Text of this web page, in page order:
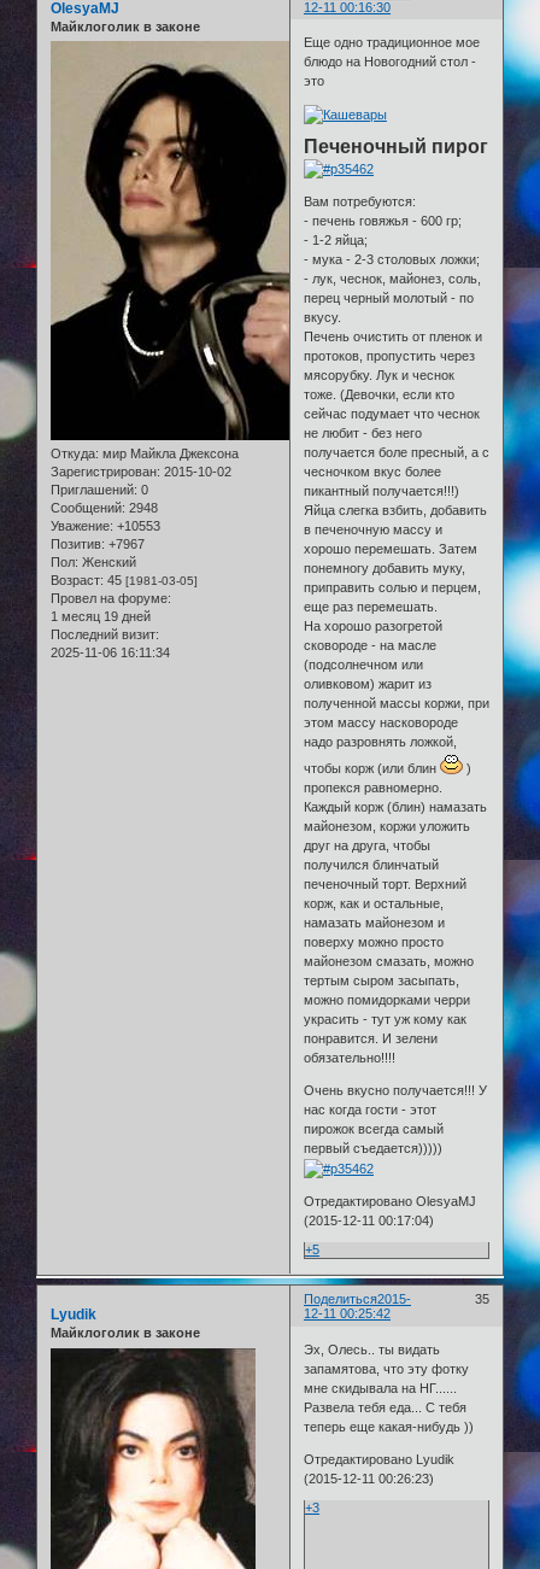
12-11 00:16:30
OlesyaMJ
Майклоголик в законе
Откуда: мир Майкла Джексона
Зарегистрирован: 2015-10-02
Приглашений: 0
Сообщений: 2948
Уважение: +10553
Позитив: +7967
Пол: Женский
Возраст: 45 [1981-03-05]
Провел на форуме:
1 месяц 19 дней
Последний визит:
2025-11-06 16:11:34
Еще одно традиционное мое
блюдо на Новогодний стол -
это
Печеночный пирог
Вам потребуются:
- печень говяжья - 600 гр;
- 1-2 яйца;
- мука - 2-3 столовых ложки;
- лук, чеснок, майонез, соль,
перец черный молотый - по
вкусу.
Печень очистить от пленок и
протоков, пропустить через
мясорубку. Лук и чеснок
тоже. (Девочки, если кто
сейчас подумает что чеснок
не любит - без него
получается боле пресный, а с
чесночком вкус более
пикантный получается!!!)
Яйца слегка взбить, добавить
в печеночную массу и
хорошо перемешать. Затем
понемногу добавить муку,
приправить солью и перцем,
еще раз перемешать.
На хорошо разогретой
сковороде - на масле
(подсолнечном или
оливковом) жарит из
полученной массы коржи, при
этом массу насковороде
надо разровнять ложкой,
чтобы корж (или блин
)
пропекся равномерно.
Каждый корж (блин) намазать
майонезом, коржи уложить
друг на друга, чтобы
получился блинчатый
печеночный торт. Верхний
корж, как и остальные,
намазать майонезом и
поверху можно просто
майонезом смазать, можно
тертым сыром засыпать,
можно помидорками черри
украсить - тут уж кому как
понравится. И зелени
обязательно!!!!
Очень вкусно получается!!! У
нас когда гости - этот
пирожок всегда самый
первый съедается)))))
Отредактировано OlesyaMJ
(2015-12-11 00:17:04)
+5
Поделиться 35
2015-
12-11 00:25:42
Lyudik
Майклоголик в законе
Эх, Олесь.. ты видать
запамятова, что эту фотку
мне скидывала на НГ......
Развела тебя еда... С тебя
теперь еще какая-нибудь ))
Отредактировано Lyudik
(2015-12-11 00:26:23)
+3